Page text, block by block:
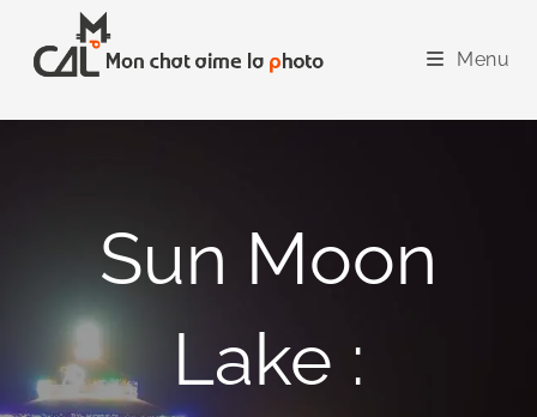
content
Menu
Sun Moon
Lake :